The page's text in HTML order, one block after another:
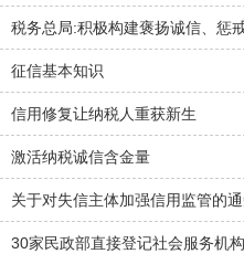
税务总局:积极构建褒扬诚信、惩
征信基本知识
信用修复让纳税人重获新生
激活纳税诚信含金量
关于对失信主体加强信用监管的
30家民政部直接登记社会服务机